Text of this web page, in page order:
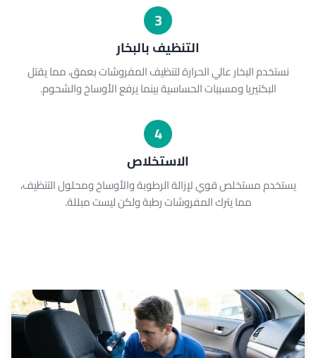
3
التنظيف بالبخار
نستخدم البخار عالي الحرارة لتنظيف المفروشات بعمق، مما يقتل
البكتيريا ومسببات الحساسية بينما يرفع الأوساخ والشحوم.
4
الاستخلاص
يستخدم مستخلص قوي لإزالة الرطوبة والأوساخ ومحلول التنظيف،
مما يترك المفروشات رطبة ولكن ليست مبللة.